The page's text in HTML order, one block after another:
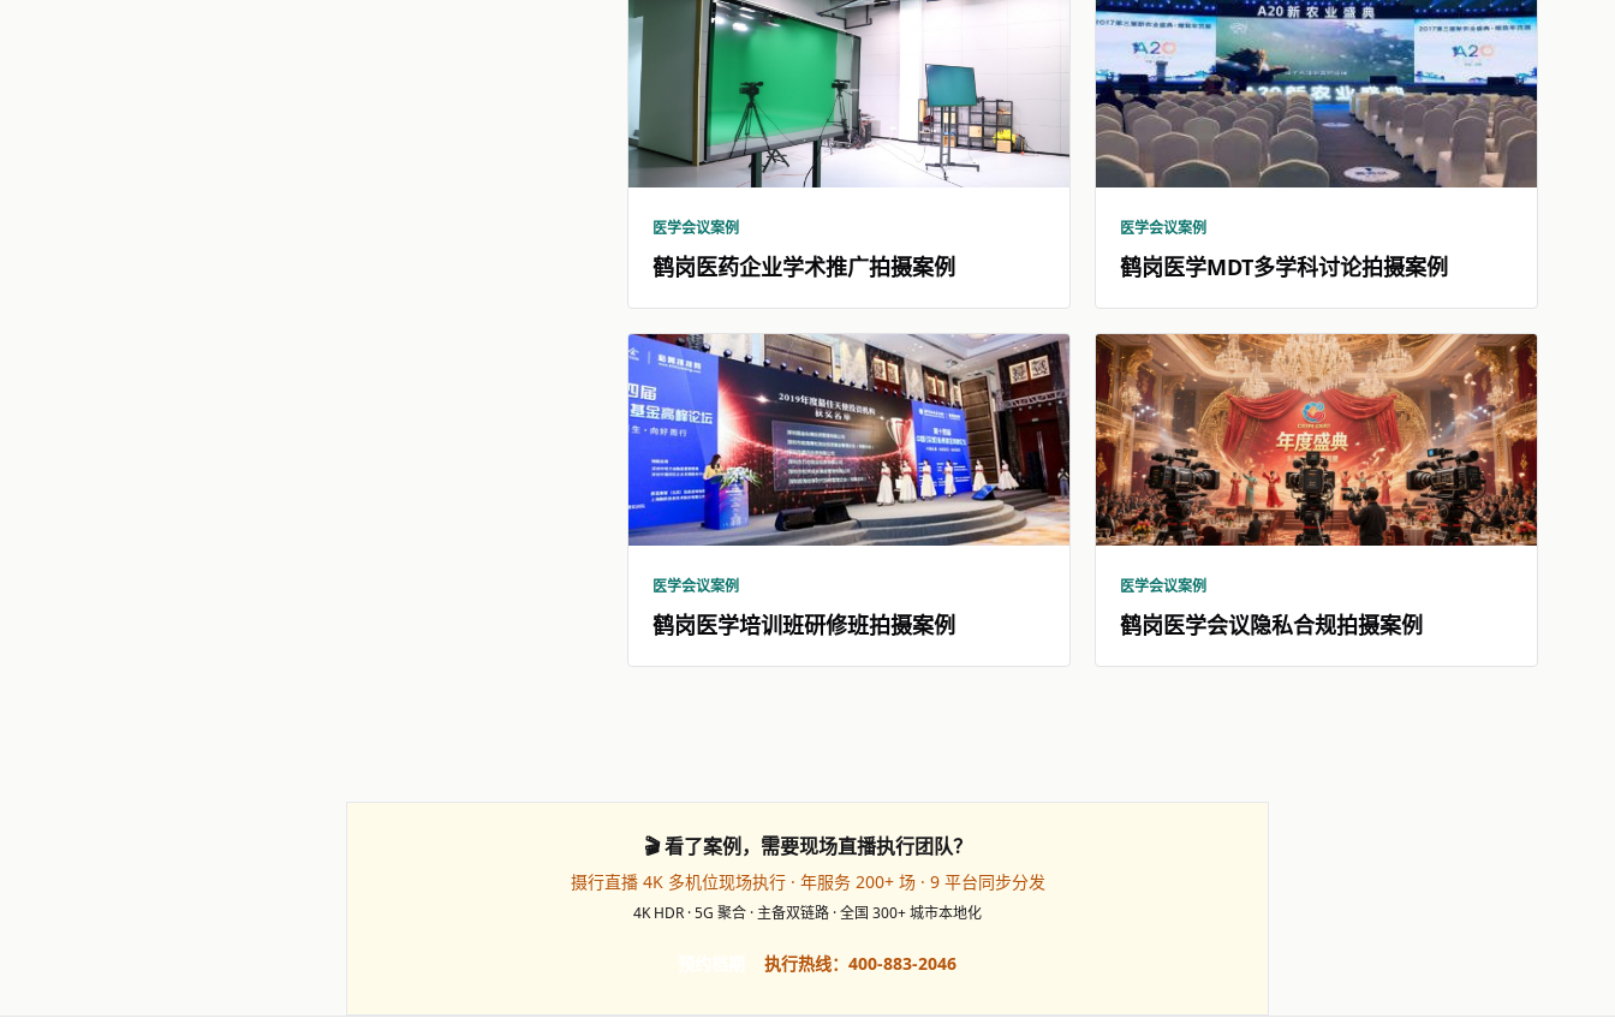
医学会议案例
鹤岗医药企业学术推广拍摄案例
医学会议案例
鹤岗医学MDT多学科讨论拍摄案例
医学会议案例
鹤岗医学培训班研修班拍摄案例
医学会议案例
鹤岗医学会议隐私合规拍摄案例
🎬 看了案例，需要现场直播执行团队？
摄行直播 4K 多机位现场执行 · 年服务 200+ 场 · 9 平台同步分发
4K HDR · 5G 聚合 · 主备双链路 · 全国 300+ 城市本地化
执行热线：400-883-2046